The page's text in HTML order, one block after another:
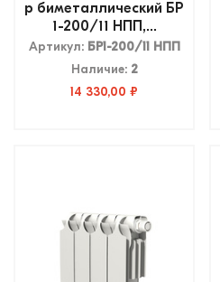
р биметаллический БР
1-200/11 НПП,...
Артикул: БР1-200/11 НПП
Наличие: 2
14 330,00 ₽